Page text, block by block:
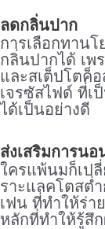
ลดกลิ่นปาก
การเลือกทาน
กลิ่นปากได้ เพ
และสเต็ปโตค็
เจรซัสไฟด์ ที่เ
ได้เป็นอย่างดี
ส่งเสริมการนอ
ใครแพ้นมก็เป
ราะแลคโตสต่
เฟน ที่ทำให้ร่า
หลักที่ทำให้รู้สึ